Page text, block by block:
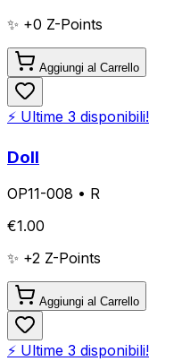
✨ +0 Z-Points
Aggiungi al Carrello
⚡ Ultime 3 disponibili!
Doll
OP11-008 • R
€1.00
✨ +2 Z-Points
Aggiungi al Carrello
⚡ Ultime 3 disponibili!